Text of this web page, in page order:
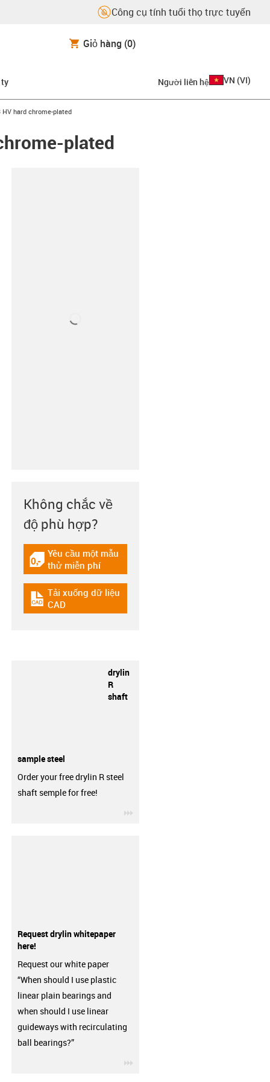
Công cụ tính tuổi thọ trực tuyến
Giỏ hàng (0)
ty Người liên hệ VN (VI)
hard chrome-plated
plated
Không chắc về
độ phù hợp?
igus-icon-gratismuster
Yêu cầu một mẫu
thử miễn phí
igus-icon-cad-dateien
Tải xuống dữ liệu
CAD
drylin
R
shaft
sample steel
Order your free drylin R steel
shaft semple for free!
Request drylin whitepaper
here!
Request our white paper
“When should I use plastic
linear plain bearings and
when should I use linear
guideways with recirculating
ball bearings?”